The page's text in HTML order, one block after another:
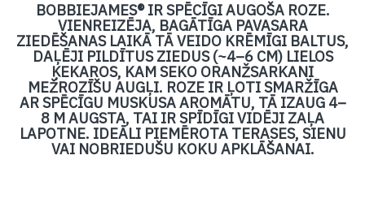
BOBBIEJAMES® IR SPĒCĪGI AUGOŠA ROZE.
VIENREIZĒJA, BAGĀTĪGA PAVASARA
ZIEDĒŠANAS LAIKĀ TĀ VEIDO KRĒMĪGI BALTUS,
DAĻĒJI PILDĪTUS ZIEDUS (~4–6 CM) LIELOS
ĶEKAROS, KAM SEKO ORANŽSARKANI
MEŽROZĪŠU AUGĻI. ROZE IR ĻOTI SMARŽĪGA
AR SPĒCĪGU MUSKUSA AROMĀTU, TĀ IZAUG 4–
8 M AUGSTA, TAI IR SPĪDĪGI VIDĒJI ZAĻA
LAPOTNE. IDEĀLI PIEMĒROTA TERASES, SIENU
VAI NOBRIEDUŠU KOKU APKLĀŠANAI.